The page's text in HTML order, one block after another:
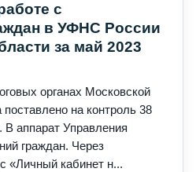
с
в УФНС России
за май 2023
органах Московской
на контроль 38
аппарат Управления
граждан. Через
«Личный кабинет н...